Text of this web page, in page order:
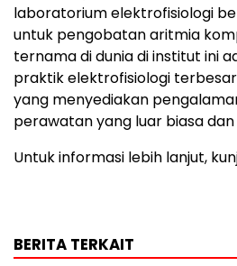
laboratorium elektrofisiologi
untuk pengobatan aritmia
ternama di dunia di institut ini
praktik elektrofisiologi
yang menyediakan
perawatan yang luar biasa
Untuk informasi lebih lanjut,
BERITA TERKAIT